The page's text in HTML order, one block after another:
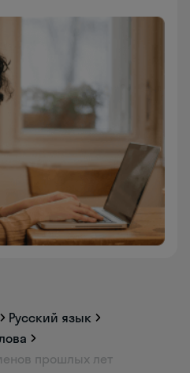
Русский язык
прошлых лет